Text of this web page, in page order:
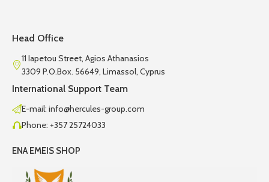
Head Office
11 Iapetou Street, Agios Athanasios
3309 P.O.Box. 56649, Limassol, Cyprus
International Support Team
E-mail: info@hercules-group.com
Phone: +357 25724033
ENA EMEIS SHOP